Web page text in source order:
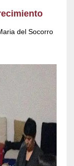
del Socorro